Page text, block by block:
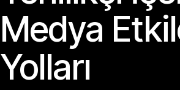
Medya
Yolları